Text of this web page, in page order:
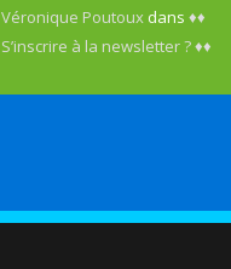
Véronique Poutoux dans♦♦
S’inscrire à la newsletter ? ♦♦